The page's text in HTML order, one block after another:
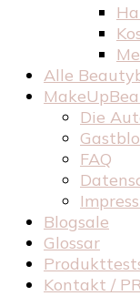
Alle
Die
FAQ
Blogsale
Glossar
Kontakt /